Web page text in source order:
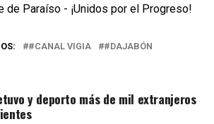
#CANAL VIGIA
#DAJABÓN
y deporto más de mil extranjeros